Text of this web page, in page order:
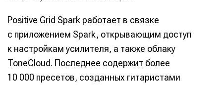
Positive Grid Spark работает в связке
с приложением Spark, открывающим доступ
к настройкам усилителя, а также облаку
ToneCloud. Последнее содержит более
10 000 пресетов, созданных гитаристами